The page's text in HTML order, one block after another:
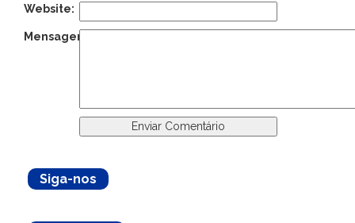
Website:
Mensagem:
Siga-nos